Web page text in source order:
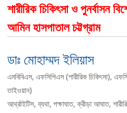
শারীরিক চিকিৎসা ও পুনর্বাসন
আমিন হাসপাতাল চট্টগ্রাম
ডাঃ মোহাম্মদ ইলিয়াস
এমবিবিএস, এফসিপিএস (শারীরিক চিকিৎসা),
তাইওয়ান)
আর্থ্রাইটিস, ব্যথা, পক্ষাঘাত, ক্রীড়া আঘাত,